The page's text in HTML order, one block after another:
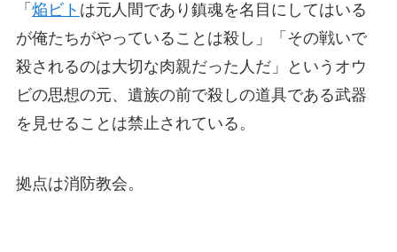
「 焔ビト は元人間であり鎮魂を名目にしてはいる
が俺たちがやっていることは殺し」「その戦いで
殺されるのは大切な肉親だった人だ」というオウ
ビの思想の元、遺族の前で殺しの道具である武器
を見せることは禁止されている。
拠点は消防教会。